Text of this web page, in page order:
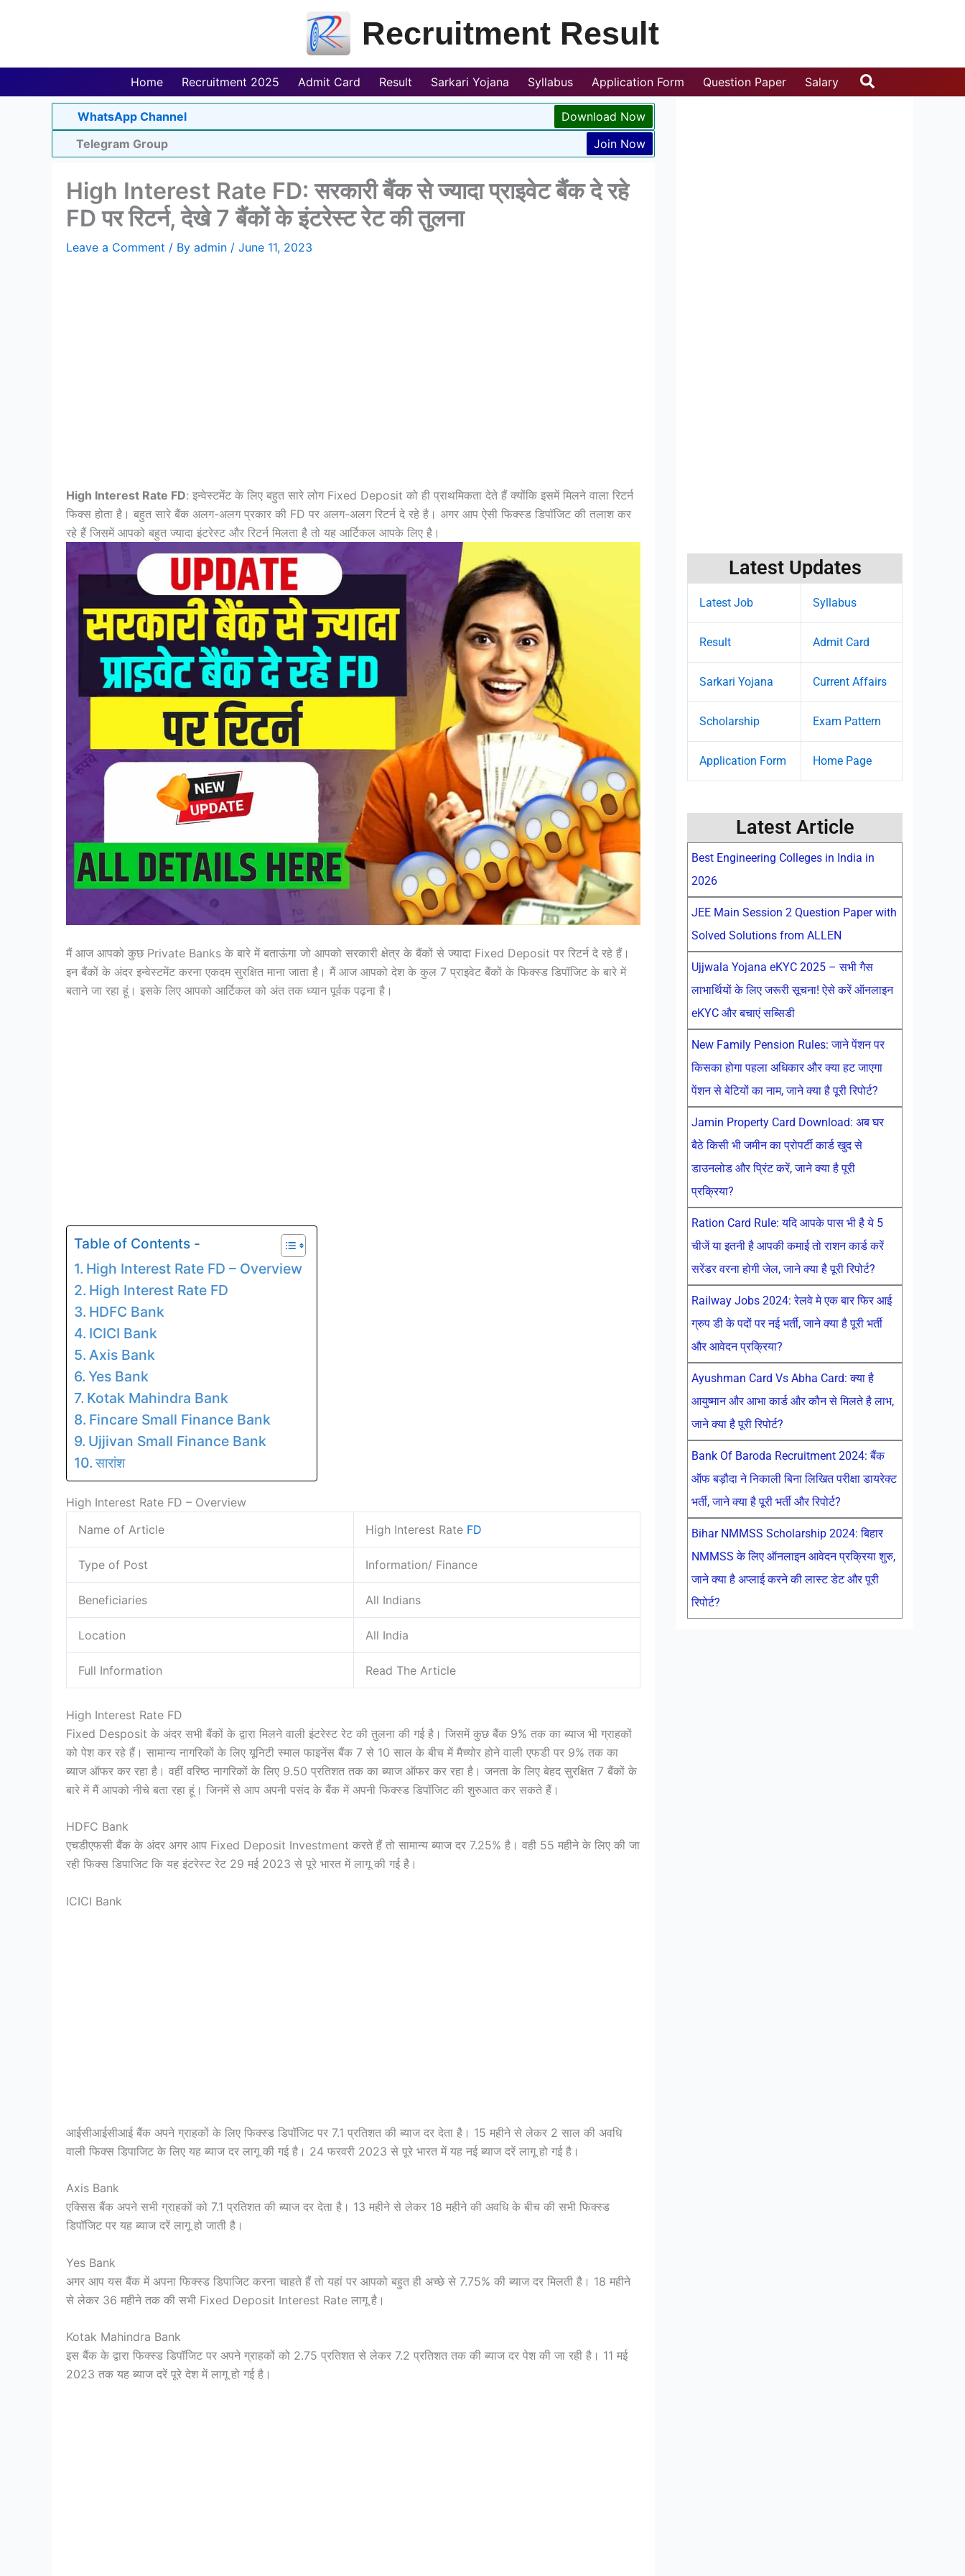
Recruitment Result
Home Recruitment 2025 Admit Card Result Sarkari Yojana Syllabus Application Form Question Paper Salary Search
WhatsApp Channel
Download Now
Telegram Group
Join Now
High Interest Rate FD: सरकारी बैंक से ज्यादा प्राइवेट बैंक दे रहे
FD पर रिटर्न, देखे 7 बैंकों के इंटरेस्ट रेट की तुलना
Leave a Comment / By admin / June 11, 2023
High Interest Rate FD: इन्वेस्टमेंट के लिए बहुत सारे लोग Fixed Deposit को ही प्राथमिकता देते हैं क्योंकि इसमें मिलने वाला रिटर्न
फिक्स होता है। बहुत सारे बैंक अलग-अलग प्रकार की FD पर अलग-अलग रिटर्न दे रहे है। अगर आप ऐसी फिक्स्ड डिपॉजिट की तलाश कर
रहे हैं जिसमें आपको बहुत ज्यादा इंटरेस्ट और रिटर्न मिलता है तो यह आर्टिकल आपके लिए है।
मैं आज आपको कुछ Private Banks के बारे में बताऊंगा जो आपको सरकारी क्षेत्र के बैंकों से ज्यादा Fixed Deposit पर रिटर्न दे रहे हैं।
इन बैंकों के अंदर इन्वेस्टमेंट करना एकदम सुरक्षित माना जाता है। मैं आज आपको देश के कुल 7 प्राइवेट बैंकों के फिक्स्ड डिपॉजिट के बारे में
बताने जा रहा हूं। इसके लिए आपको आर्टिकल को अंत तक ध्यान पूर्वक पढ़ना है।
Table of Contents -
High Interest Rate FD – Overview
High Interest Rate FD
HDFC Bank
ICICI Bank
Axis Bank
Yes Bank
Kotak Mahindra Bank
Fincare Small Finance Bank
Ujjivan Small Finance Bank
सारांश
High Interest Rate FD – Overview
Name of Article
High Interest Rate FD
Type of Post Information/ Finance
Beneficiaries All Indians
Location All India
Full Information Read The Article
High Interest Rate FD
Fixed Desposit के अंदर सभी बैंकों के द्वारा मिलने वाली इंटरेस्ट रेट की तुलना की गई है। जिसमें कुछ बैंक 9% तक का ब्याज भी ग्राहकों
को पेश कर रहे हैं। सामान्य नागरिकों के लिए यूनिटी स्माल फाइनेंस बैंक 7 से 10 साल के बीच में मैच्योर होने वाली एफडी पर 9% तक का
ब्याज ऑफर कर रहा है। वहीं वरिष्ठ नागरिकों के लिए 9.50 प्रतिशत तक का ब्याज ऑफर कर रहा है। जनता के लिए बेहद सुरक्षित 7 बैंकों के
बारे में मैं आपको नीचे बता रहा हूं। जिनमें से आप अपनी पसंद के बैंक में अपनी फिक्स्ड डिपॉजिट की शुरुआत कर सकते हैं।
HDFC Bank
एचडीएफसी बैंक के अंदर अगर आप Fixed Deposit Investment करते हैं तो सामान्य ब्याज दर 7.25% है। वही 55 महीने के लिए की जा
रही फिक्स डिपाजिट कि यह इंटरेस्ट रेट 29 मई 2023 से पूरे भारत में लागू की गई है।
ICICI Bank
आईसीआईसीआई बैंक अपने ग्राहकों के लिए फिक्स्ड डिपॉजिट पर 7.1 प्रतिशत की ब्याज दर देता है। 15 महीने से लेकर 2 साल की अवधि
वाली फिक्स डिपाजिट के लिए यह ब्याज दर लागू की गई है। 24 फरवरी 2023 से पूरे भारत में यह नई ब्याज दरें लागू हो गई है।
Axis Bank
एक्सिस बैंक अपने सभी ग्राहकों को 7.1 प्रतिशत की ब्याज दर देता है। 13 महीने से लेकर 18 महीने की अवधि के बीच की सभी फिक्स्ड
डिपॉजिट पर यह ब्याज दरें लागू हो जाती है।
Yes Bank
अगर आप यस बैंक में अपना फिक्स्ड डिपाजिट करना चाहते हैं तो यहां पर आपको बहुत ही अच्छे से 7.75% की ब्याज दर मिलती है। 18 महीने
से लेकर 36 महीने तक की सभी Fixed Deposit Interest Rate लागू है।
Kotak Mahindra Bank
इस बैंक के द्वारा फिक्स्ड डिपॉजिट पर अपने ग्राहकों को 2.75 प्रतिशत से लेकर 7.2 प्रतिशत तक की ब्याज दर पेश की जा रही है। 11 मई
2023 तक यह ब्याज दरें पूरे देश में लागू हो गई है।
Latest Updates
Latest Job Syllabus
Result Admit Card
Sarkari Yojana Current Affairs
Scholarship Exam Pattern
Application Form Home Page
Latest Article
Best Engineering Colleges in India in
2026
JEE Main Session 2 Question Paper with
Solved Solutions from ALLEN
Ujjwala Yojana eKYC 2025 – सभी गैस
लाभार्थियों के लिए जरूरी सूचना! ऐसे करें ऑनलाइन
eKYC और बचाएं सब्सिडी
New Family Pension Rules: जाने पेंशन पर
किसका होगा पहला अधिकार और क्या हट जाएगा
पेंशन से बेटियों का नाम, जाने क्या है पूरी रिपोर्ट?
Jamin Property Card Download: अब घर
बैठे किसी भी जमीन का प्रोपर्टी कार्ड खुद से
डाउनलोड और प्रिंट करें, जाने क्या है पूरी
प्रक्रिया?
Ration Card Rule: यदि आपके पास भी है ये 5
चीजें या इतनी है आपकी कमाई तो राशन कार्ड करें
सरेंडर वरना होगी जेल, जाने क्या है पूरी रिपोर्ट?
Railway Jobs 2024: रेलवे मे एक बार फिर आई
ग्रुप डी के पदों पर नई भर्ती, जाने क्या है पूरी भर्ती
और आवेदन प्रक्रिया?
Ayushman Card Vs Abha Card: क्या है
आयुष्मान और आभा कार्ड और कौन से मिलते है लाभ,
जाने क्या है पूरी रिपोर्ट?
Bank Of Baroda Recruitment 2024: बैंक
ऑफ बड़ौदा ने निकाली बिना लिखित परीक्षा डायरेक्ट
भर्ती, जाने क्या है पूरी भर्ती और रिपोर्ट?
Bihar NMMSS Scholarship 2024: बिहार
NMMSS के लिए ऑनलाइन आवेदन प्रक्रिया शुरु,
जाने क्या है अप्लाई करने की लास्ट डेट और पूरी
रिपोर्ट?